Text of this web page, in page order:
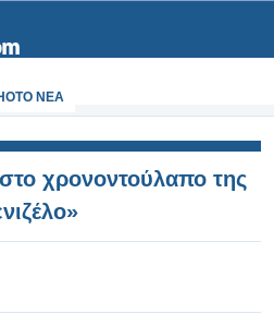
NEA
χρονοντούλαπο της